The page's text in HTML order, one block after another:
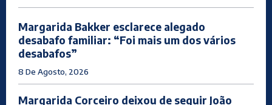
Margarida Bakker esclarece alegado
desabafo familiar: “Foi mais um dos vários
desabafos”
8 De Agosto, 2026
Margarida Corceiro deixou de seguir João